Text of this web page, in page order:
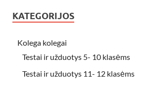
KATEGORIJOS
Kolega kolegai
Testai ir užduotys 5- 10 klasėms
Testai ir užduotys 11- 12 klasėms